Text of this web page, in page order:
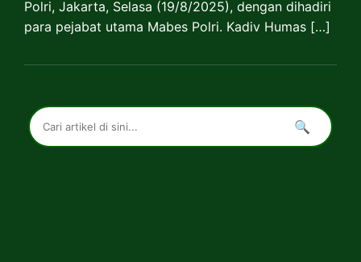
Polri, Jakarta, Selasa (19/8/2025), dengan dihadiri
para pejabat utama Mabes Polri. Kadiv Humas […]
🔍